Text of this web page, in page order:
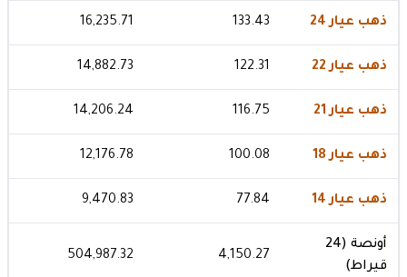
ذهب عيار 24 133.43
16,235.71
ذهب عيار 22 122.31
14,882.73
ذهب عيار 21 116.75
14,206.24
ذهب عيار 18 100.08
12,176.78
ذهب عيار 14 77.84
9,470.83
أونصة (24
قيراط)
4,150.27
504,987.32